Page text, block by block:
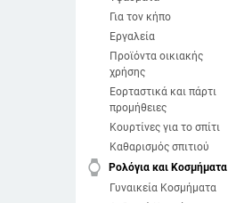
Για τον κήπο
Εργαλεία
Προϊόντα οικιακής
χρήσης
Εορταστικά και πάρτι
προμήθειες
Κουρτίνες για το σπίτι
Καθαρισμός σπιτιού
watch
Ρολόγια και Κοσμήματα
Γυναικεία Κοσμήματα